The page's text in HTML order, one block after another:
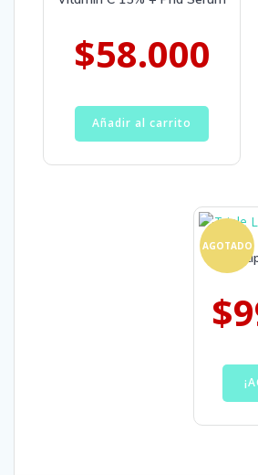
$58.000
Añadir al carrito
AGOTADO
Triple
$